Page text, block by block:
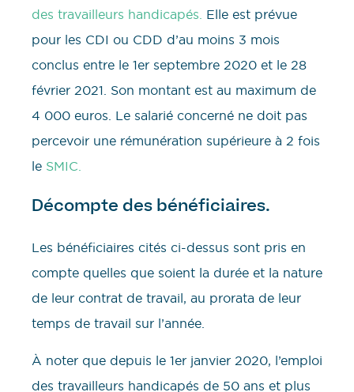
des travailleurs handicapés. Elle est prévue
pour les CDI ou CDD d’au moins 3 mois
conclus entre le 1er septembre 2020 et le 28
février 2021. Son montant est au maximum de
4 000 euros. Le salarié concerné ne doit pas
percevoir une rémunération supérieure à 2 fois
le SMIC.
Décompte des bénéficiaires.
Les bénéficiaires cités ci-dessus sont pris en
compte quelles que soient la durée et la nature
de leur contrat de travail, au prorata de leur
temps de travail sur l’année.
À noter que depuis le 1er janvier 2020, l’emploi
des travailleurs handicapés de 50 ans et plus